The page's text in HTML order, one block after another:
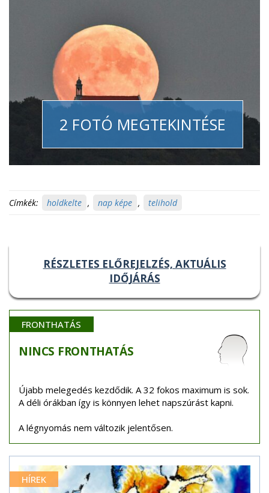
2 FOTÓ MEGTEKINTÉSE
Címkék: holdkelte , nap képe , telihold
RÉSZLETES ELŐREJELZÉS, AKTUÁLIS
IDŐJÁRÁS
FRONTHATÁS
NINCS FRONTHATÁS
Újabb melegedés kezdődik. A 32 fokos maximum is sok.
A déli órákban így is könnyen lehet napszúrást kapni.
A légnyomás nem változik jelentősen.
HÍREK